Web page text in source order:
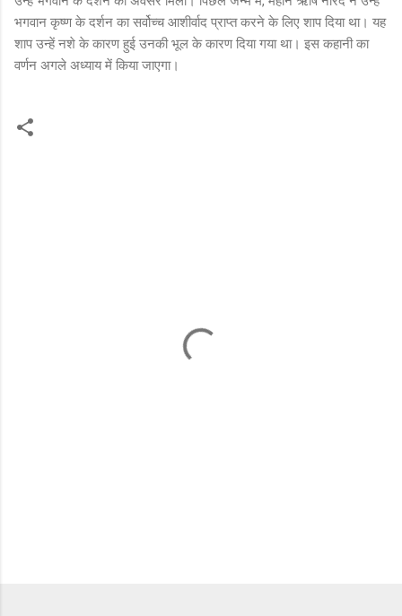
भगवान कृष्ण के दर्शन का सर्वोच्च आशीर्वाद प्राप्त करने के लिए शाप दिया था। यह
शाप उन्हें नशे के कारण हुई उनकी भूल के कारण दिया गया था। इस कहानी का
वर्णन अगले अध्याय में किया जाएगा।